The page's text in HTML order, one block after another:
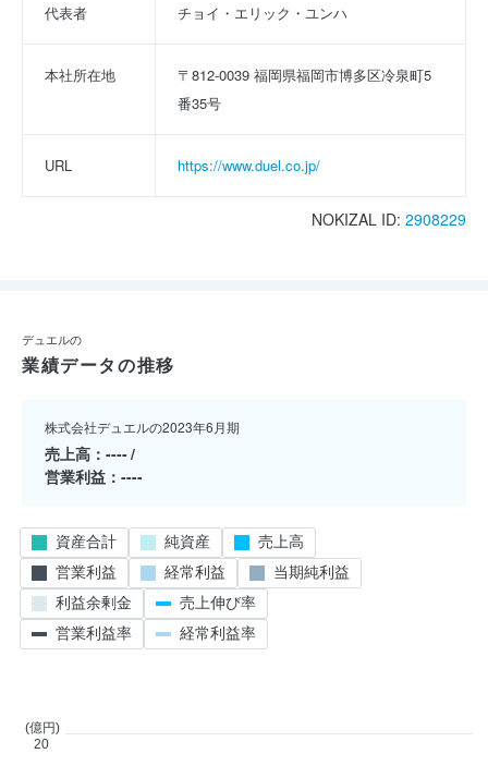
代表者 チョイ・エリック・ユンハ
本社所在地
〒812-0039 福岡県福岡市博多区冷泉町5
番35号
URL https://www.duel.co.jp/
NOKIZAL ID: 2908229
デュエルの
業績データの推移
株式会社デュエルの2023年6月期
売上高
----
営業利益
----
(億円)
20
資産合計 純資産
売上高
営業利益
経常利益
当期純利益
利益余剰金
売上伸び率
営業利益率
経常利益率